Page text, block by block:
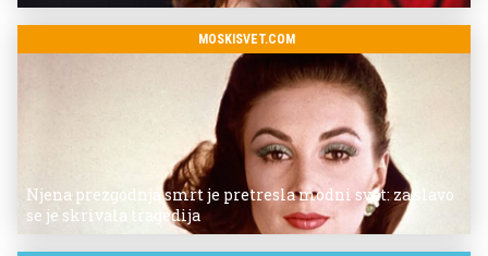
MOSKISVET.COM
Njena prezgodnja smrt je pretresla modni svet: za slavo
se je skrivala tragedija